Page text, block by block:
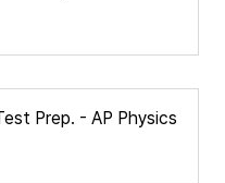
Prep. - AP Physics